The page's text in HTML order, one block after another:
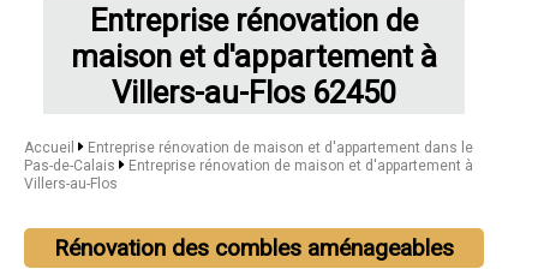
Entreprise rénovation de
maison et d'appartement à
Villers-au-Flos 62450
Accueil
Entreprise rénovation de maison et d'appartement dans le
Pas-de-Calais
Entreprise rénovation de maison et d'appartement à
Villers-au-Flos
Rénovation des combles aménageables